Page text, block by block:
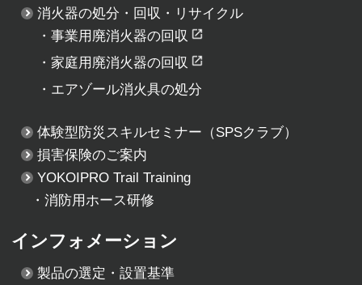
消火器の処分・回収・リサイクル
・事業用廃消火器の回収
・ 家庭用廃消火器の回収
・ エアゾール消火具の処分
体験型防災スキルセミナー （SPSクラブ）
損害保険のご案内
YOKOIPRO Trail Training
・消防用ホース研修
インフォメーション
製品の選定・設置基準